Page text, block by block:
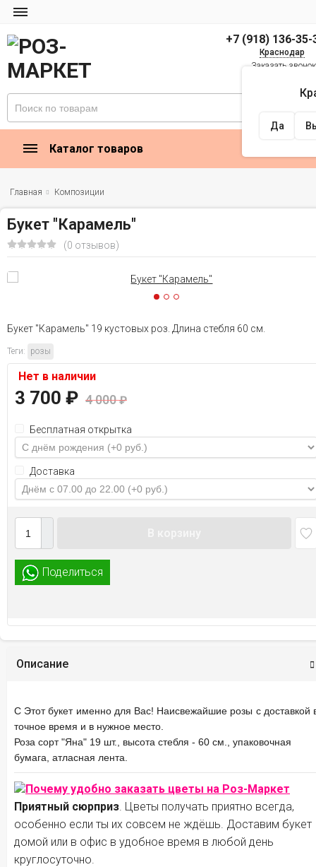
+7 (918) 136-35-
Краснодар
Да
Заказать звонок
Каталог товаров
Главная Композиции
Букет "Карамель"
(0 отзывов)
Букет "Карамель" 19 кустовых роз. Длина стебля 60 см.
Теги: розы
Нет в наличии
3 700 ₽ 4 000₽
Бесплатная открытка
Доставка
Поделиться
Описание
С Этот букет именно для Вас! Наисвежайшие розы с доставкой
точное время и в нужное место.
Роза сорт "Яна" 19 шт., высота стебля - 60 см., упаковочная
бумага, атласная лента.
Почему удобно заказать цветы на Роз-Маркет
Приятный сюрприз . Цветы получать приятно всегда,
особенно если ты их совсем не ждёшь. Доставим букет
домой или в офис в удобное время в любой день
круглосуточно.